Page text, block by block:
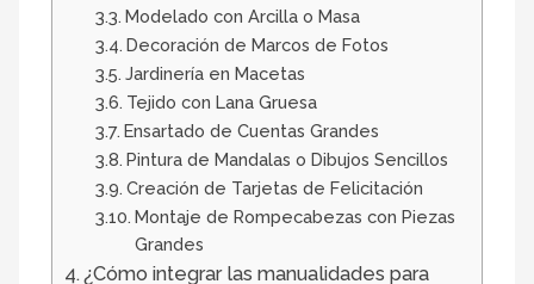
Modelado con Arcilla o Masa
Decoración de Marcos de Fotos
Jardinería en Macetas
Tejido con Lana Gruesa
Ensartado de Cuentas Grandes
Pintura de Mandalas o Dibujos Sencillos
Creación de Tarjetas de Felicitación
Montaje de Rompecabezas con Piezas
Grandes
¿Cómo integrar las manualidades para